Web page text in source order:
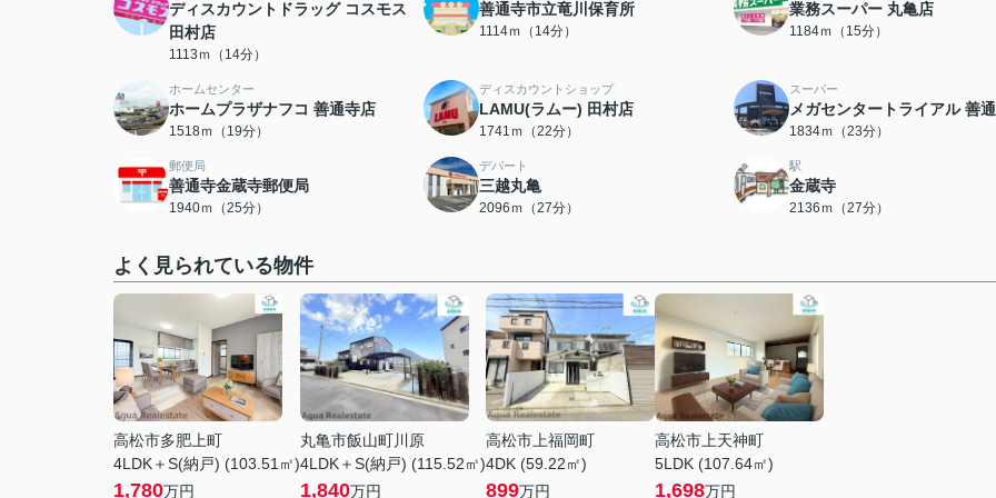
ディスカウントドラッグ コスモス
田村店
1113ｍ（14分）
善通寺市立竜川保育所
1114ｍ（14分）
業務スーパー 丸亀店
1184ｍ（15分）
ホームセンター
ホームプラザナフコ 善通寺店
1518ｍ（19分）
ディスカウントショップ
LAMU(ラムー) 田村店
1741ｍ（22分）
スーパー
メガセンタートライアル 善
1834ｍ（23分）
郵便局
善通寺金蔵寺郵便局
1940ｍ（25分）
デパート
三越丸亀
2096ｍ（27分）
駅
金蔵寺
2136ｍ（27分）
よく見られている物件
高松市多肥上町
4LDK＋S(納戸) (103.51㎡)
1,780万円
丸亀市飯山町川原
4LDK＋S(納戸) (115.52㎡)
1,840万円
高松市上福岡町
4DK (59.22㎡)
899万円
高松市上天神町
5LDK (107.64㎡)
1,698万円